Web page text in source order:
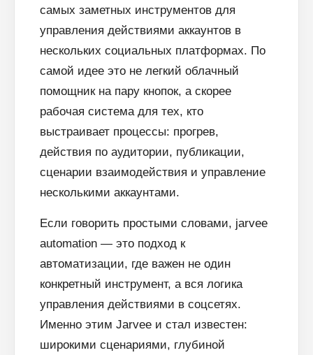
самых заметных инструментов для
управления действиями аккаунтов в
нескольких социальных платформах. По
самой идее это не легкий облачный
помощник на пару кнопок, а скорее
рабочая система для тех, кто
выстраивает процессы: прогрев,
действия по аудитории, публикации,
сценарии взаимодействия и управление
несколькими аккаунтами.
Если говорить простыми словами, jarvee
automation — это подход к
автоматизации, где важен не один
конкретный инструмент, а вся логика
управления действиями в соцсетях.
Именно этим Jarvee и стал известен:
широкими сценариями, глубиной